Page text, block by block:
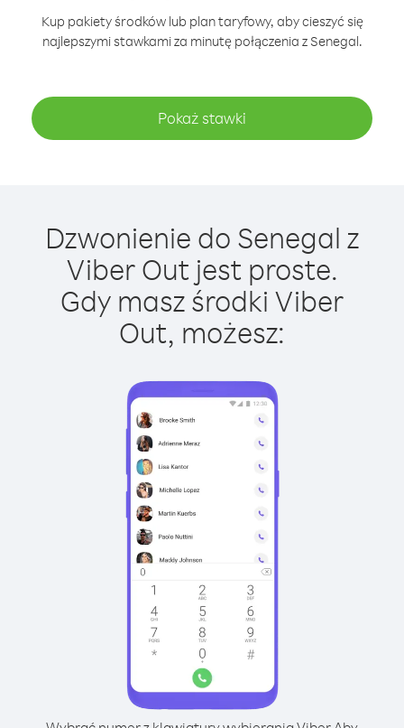
Kup pakiety środków lub plan taryfowy, aby cieszyć się
najlepszymi stawkami za minutę połączenia z Senegal.
Pokaż stawki
Dzwonienie do Senegal z
Viber Out jest proste.
Gdy masz środki Viber
Out, możesz: